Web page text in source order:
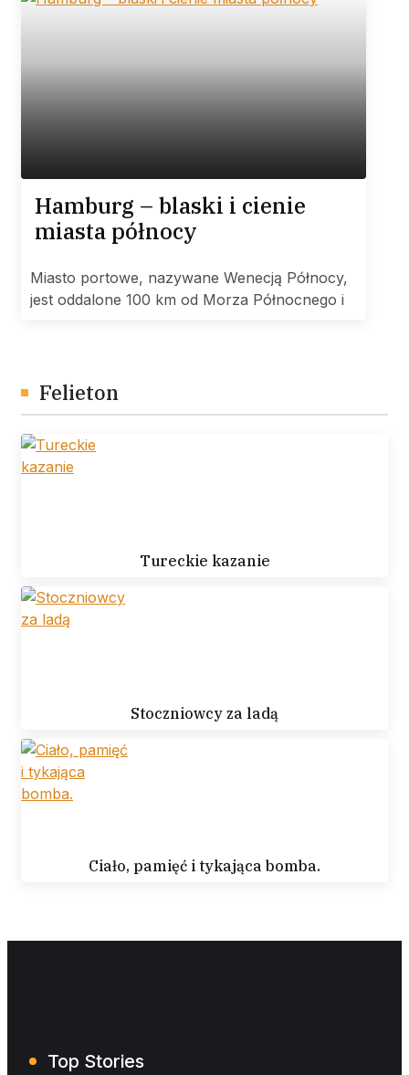
Hamburg – blaski i cienie
miasta północy
Miasto portowe, nazywane Wenecją Północy,
jest oddalone 100 km od Morza Północnego i
Felieton
Tureckie kazanie
Stoczniowcy za ladą
Ciało, pamięć i tykająca bomba.
Top Stories